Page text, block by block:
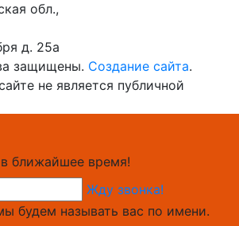
обл.,
д. 25а
защищены. Создание сайта.
не является публичной
в ближайшее время!
Жду звонка!
будем называть вас по имени.